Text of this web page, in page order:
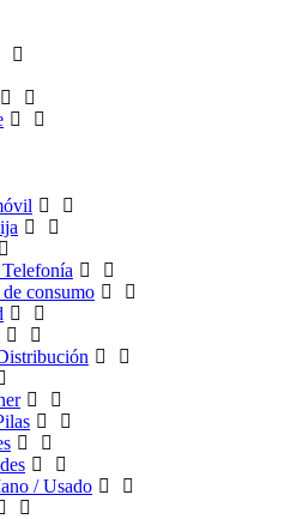
consumo
/ Usado